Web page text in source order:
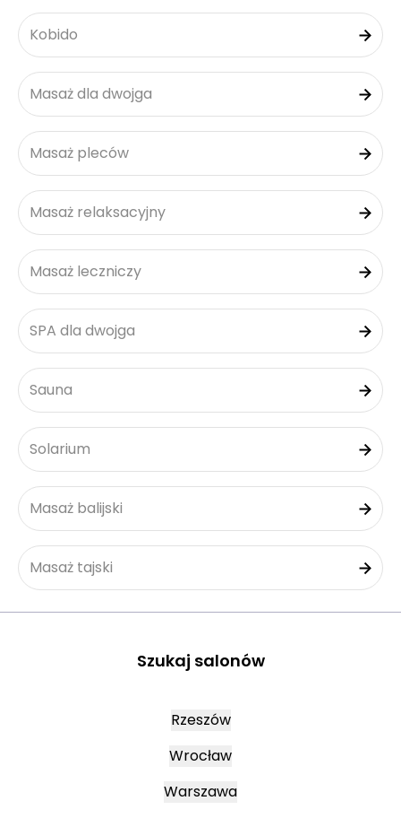
Kobido
Masaż dla dwojga
Masaż pleców
Masaż relaksacyjny
Masaż leczniczy
SPA dla dwojga
Sauna
Solarium
Masaż balijski
Masaż tajski
Szukaj salonów
Rzeszów
Wrocław
Warszawa